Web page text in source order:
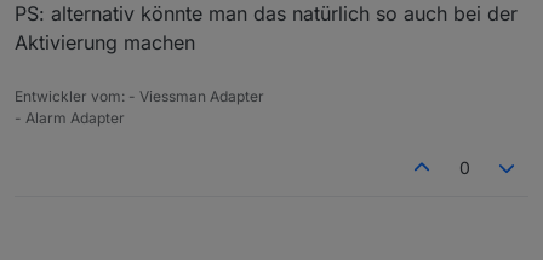
Bewegungsmelder geben. Ist das eine Funktion, die
ihr auch vermisst, oder habe ich vielleicht etwas zu
kompliziert gedacht?
Interesse daran etwas derartiges umzusetzen?
Danke und Grüße
PS: alternativ könnte man das natürlich so auch bei der
Aktivierung machen
Entwickler vom: - Viessman Adapter
- Alarm Adapter
0